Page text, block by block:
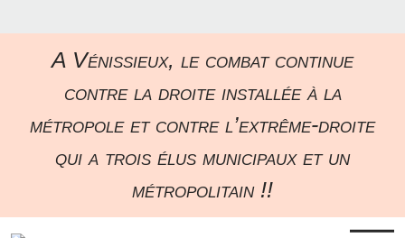
A Vénissieux, le combat continue
contre la droite installée à la
métropole et contre l’extrême-droite
qui a trois élus municipaux et un
métropolitain !!